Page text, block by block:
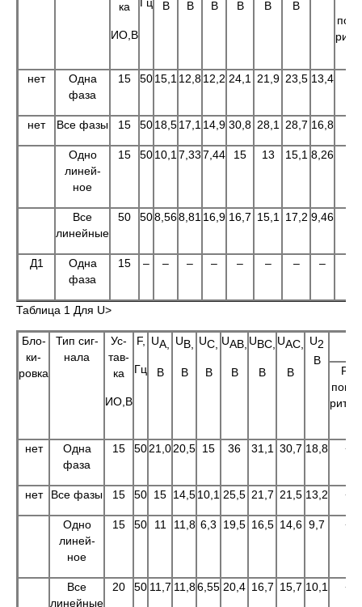
ка
ИО,В
В В В В В В
нет
Одна
фаза
15 5015,1 12,812,2 24,1 21,9 23,5 13,4
нет Все фазы 15 5018,517,1 14,9 30,8 28,1 28,7 16,8
Одно
линей-
ное
15 5010,1 7,337,44 15 13 15,1 8,26
Все
линейные
50 508,568,81 16,9 16,7 15,1 17,2 9,46
Д1
Одна
фаза
15 – – – – – – – –
Таблица 1 Для U>
Бло-
ки-
ровка
Тип сиг-
нала
Ус-
тав-
ка
ИО,В
F,
Гц
UА,
В
UВ,
В
UС,
В
UАВ,
В
UВС,
В
UАС,
В
U2
В
P1
нет
Одна
фаза
15 5021,020,5 15 36 31,1 30,7 18,8 +
нет Все фазы 15 50 15 14,510,1 25,5 21,7 21,5 13,2 +
Одно
линей-
ное
15 50 11 11,8 6,3 19,5 16,5 14,6 9,7 +
Все
линейные
20 50 11,7 11,86,55 20,4 16,7 15,7 10,1 +